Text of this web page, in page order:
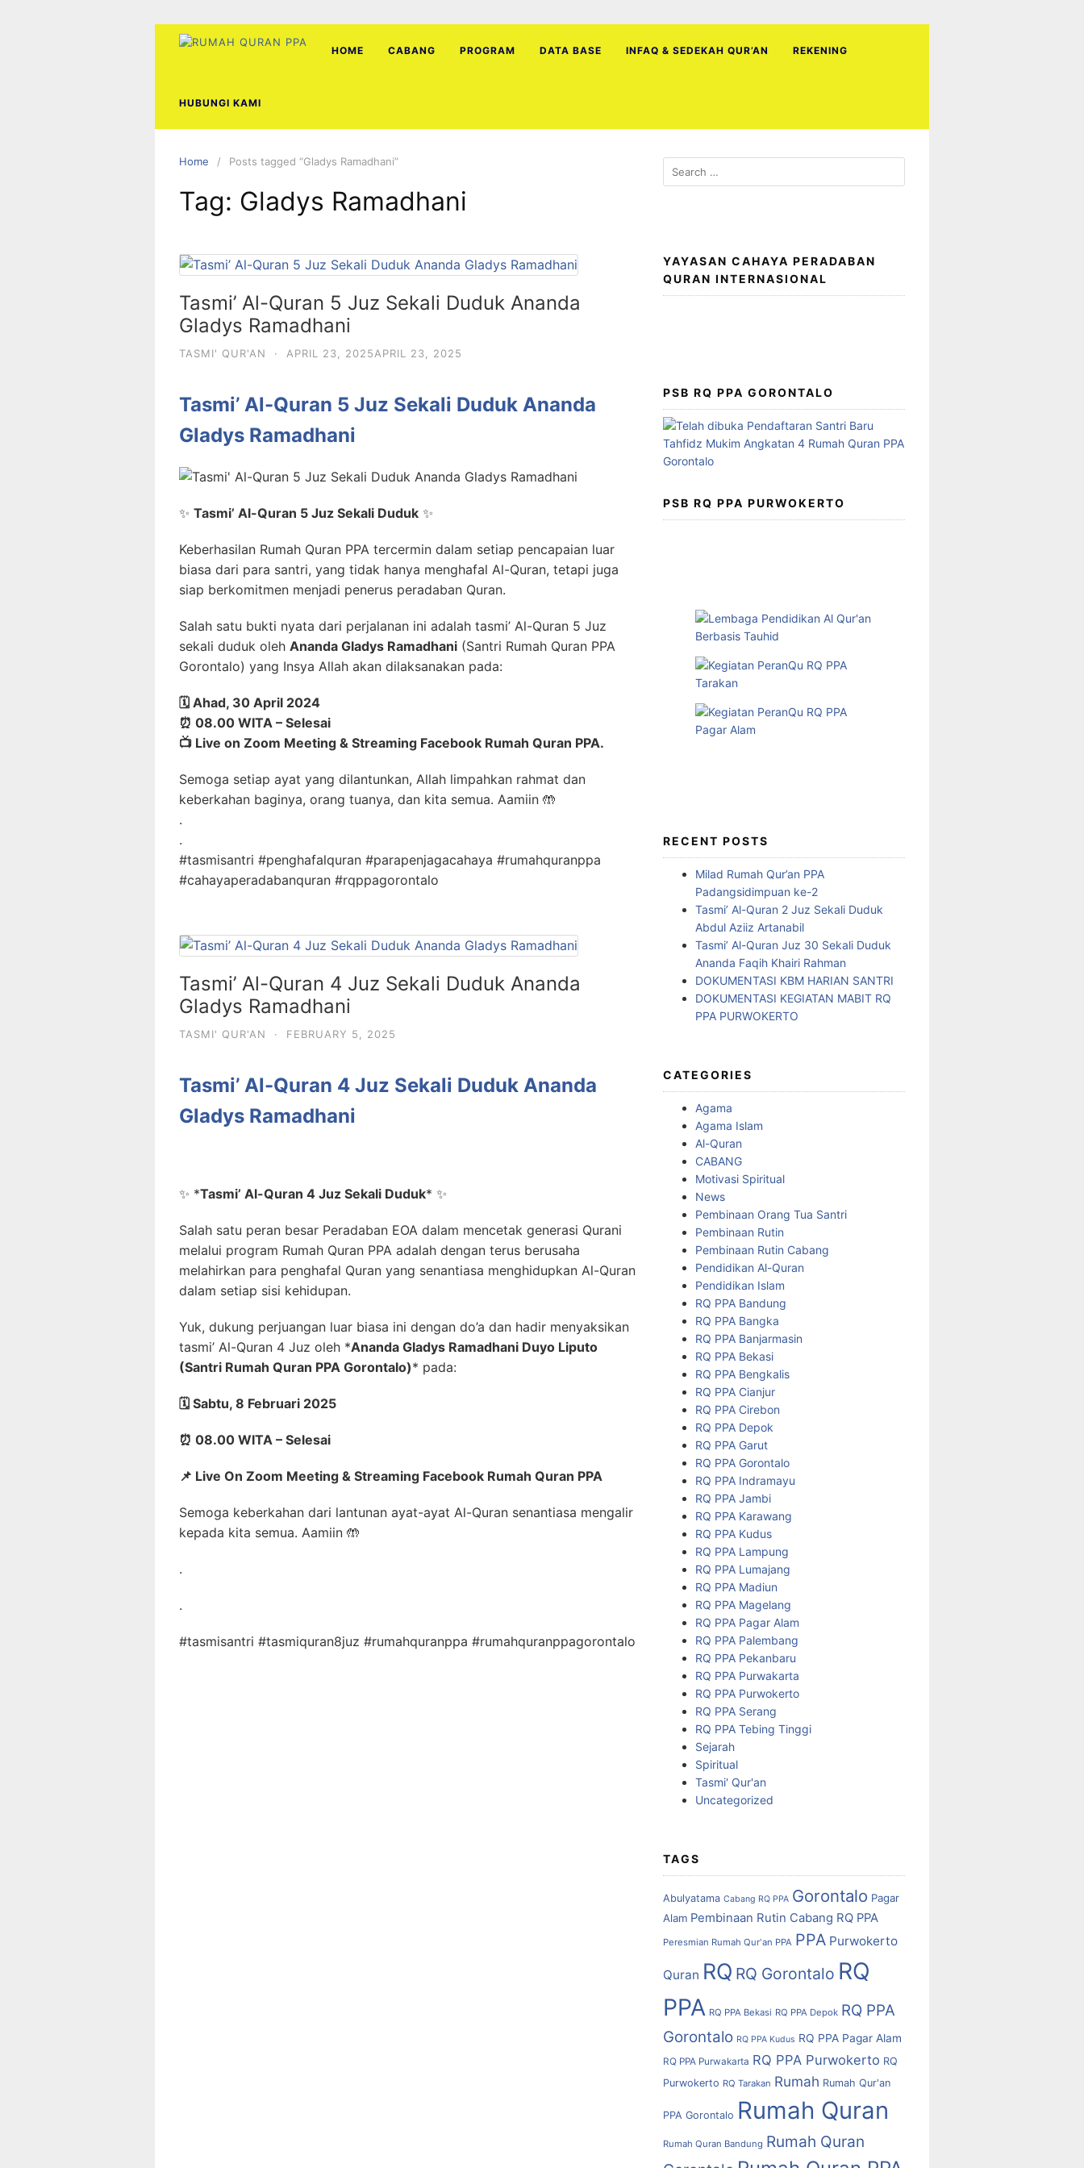
HOME CABANG PROGRAM DATA BASE INFAQ & SEDEKAH QUR’AN REKENING
HUBUNGI KAMI
Home Posts tagged “Gladys Ramadhani”
Tag: Gladys Ramadhani
Tasmi’ Al-Quran 5 Juz Sekali Duduk Ananda
Gladys Ramadhani
TASMI' QUR'AN · APRIL 23, 2025APRIL 23, 2025
Tasmi’ Al-Quran 5 Juz Sekali Duduk Ananda
Gladys Ramadhani
✨ Tasmi’ Al-Quran 5 Juz Sekali Duduk ✨
Keberhasilan Rumah Quran PPA tercermin dalam setiap pencapaian luar
biasa dari para santri, yang tidak hanya menghafal Al-Quran, tetapi juga
siap berkomitmen menjadi penerus peradaban Quran.
Salah satu bukti nyata dari perjalanan ini adalah tasmi’ Al-Quran 5 Juz
sekali duduk oleh Ananda Gladys Ramadhani (Santri Rumah Quran PPA
Gorontalo) yang Insya Allah akan dilaksanakan pada:
🗓️ Ahad, 30 April 2024
⏰ 08.00 WITA – Selesai
📺 Live on Zoom Meeting & Streaming Facebook Rumah Quran PPA.
Semoga setiap ayat yang dilantunkan, Allah limpahkan rahmat dan
keberkahan baginya, orang tuanya, dan kita semua. Aamiin 🤲
.
.
#tasmisantri #penghafalquran #parapenjagacahaya #rumahquranppa
#cahayaperadabanquran #rqppagorontalo
Tasmi’ Al-Quran 4 Juz Sekali Duduk Ananda
Gladys Ramadhani
TASMI' QUR'AN · FEBRUARY 5, 2025
Tasmi’ Al-Quran 4 Juz Sekali Duduk Ananda
Gladys Ramadhani
✨ *Tasmi’ Al-Quran 4 Juz Sekali Duduk* ✨
Salah satu peran besar Peradaban EOA dalam mencetak generasi Qurani
melalui program Rumah Quran PPA adalah dengan terus berusaha
melahirkan para penghafal Quran yang senantiasa menghidupkan Al-Quran
dalam setiap sisi kehidupan.
Yuk, dukung perjuangan luar biasa ini dengan do’a dan hadir menyaksikan
tasmi’ Al-Quran 4 Juz oleh *Ananda Gladys Ramadhani Duyo Liputo
(Santri Rumah Quran PPA Gorontalo)* pada:
🗓️ Sabtu, 8 Februari 2025
⏰ 08.00 WITA – Selesai
📌 Live On Zoom Meeting & Streaming Facebook Rumah Quran PPA
Semoga keberkahan dari lantunan ayat-ayat Al-Quran senantiasa mengalir
kepada kita semua. Aamiin 🤲
.
.
#tasmisantri #tasmiquran8juz #rumahquranppa #rumahquranppagorontalo
Search
for:
YAYASAN CAHAYA PERADABAN
QURAN INTERNASIONAL
PSB RQ PPA GORONTALO
PSB RQ PPA PURWOKERTO
RECENT POSTS
Milad Rumah Qur’an PPA
Padangsidimpuan ke-2
Tasmi’ Al-Quran 2 Juz Sekali Duduk
Abdul Aziiz Artanabil
Tasmi’ Al-Quran Juz 30 Sekali Duduk
Ananda Faqih Khairi Rahman
DOKUMENTASI KBM HARIAN SANTRI
DOKUMENTASI KEGIATAN MABIT RQ
PPA PURWOKERTO
CATEGORIES
Agama
Agama Islam
Al-Quran
CABANG
Motivasi Spiritual
News
Pembinaan Orang Tua Santri
Pembinaan Rutin
Pembinaan Rutin Cabang
Pendidikan Al-Quran
Pendidikan Islam
RQ PPA Bandung
RQ PPA Bangka
RQ PPA Banjarmasin
RQ PPA Bekasi
RQ PPA Bengkalis
RQ PPA Cianjur
RQ PPA Cirebon
RQ PPA Depok
RQ PPA Garut
RQ PPA Gorontalo
RQ PPA Indramayu
RQ PPA Jambi
RQ PPA Karawang
RQ PPA Kudus
RQ PPA Lampung
RQ PPA Lumajang
RQ PPA Madiun
RQ PPA Magelang
RQ PPA Pagar Alam
RQ PPA Palembang
RQ PPA Pekanbaru
RQ PPA Purwakarta
RQ PPA Purwokerto
RQ PPA Serang
RQ PPA Tebing Tinggi
Sejarah
Spiritual
Tasmi' Qur'an
Uncategorized
TAGS
Abulyatama Cabang RQ PPA Gorontalo Pagar
Alam Pembinaan Rutin Cabang RQ PPA
Peresmian Rumah Qur'an PPA PPA Purwokerto
Quran RQ RQ Gorontalo RQ
PPA RQ PPA Bekasi RQ PPA Depok RQ PPA
Gorontalo RQ PPA Kudus RQ PPA Pagar Alam
RQ PPA Purwakarta RQ PPA Purwokerto RQ
Purwokerto RQ Tarakan Rumah Rumah Qur'an
PPA Gorontalo Rumah Quran
Rumah Quran Bandung Rumah Quran